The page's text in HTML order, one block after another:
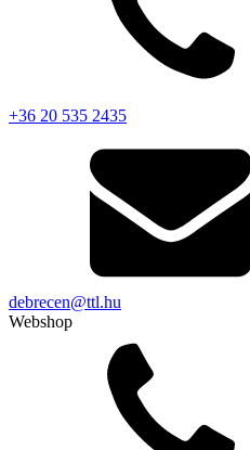
+36 20 535 2435
debrecen@ttl.hu
Webshop